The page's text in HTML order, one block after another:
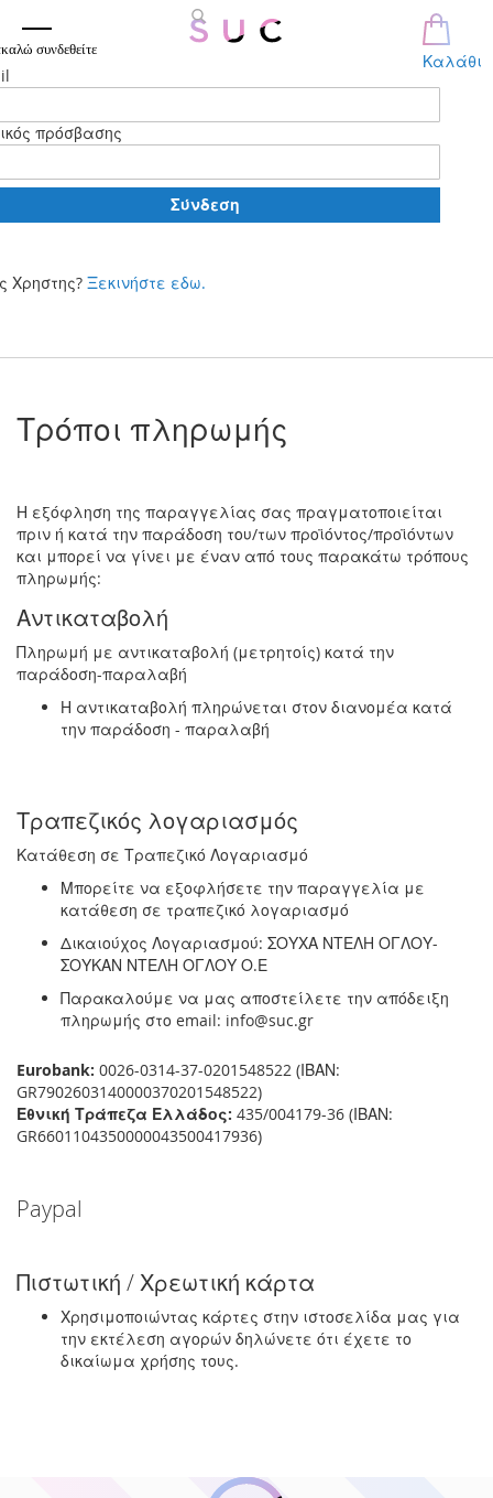
Καλάθι
συνδεθείτε
πρόσβασης
Σύνδεση
Χρηστης? Ξεκινήστε εδω.
περιεχόμενο
Τρόποι πληρωμής
Η εξόφληση της παραγγελίας σας πραγματοποιείται
πριν ή κατά την παράδοση του/των προϊόντος/προϊόντων
και μπορεί να γίνει με έναν από τους παρακάτω τρόπους
πληρωμής:
Αντικαταβολή
Πληρωμή με αντικαταβολή (μετρητοίς) κατά την
παράδοση-παραλαβή
Η αντικαταβολή πληρώνεται στον διανομέα κατά
την παράδοση - παραλαβή
Τραπεζικός λογαριασμός
Κατάθεση σε Τραπεζικό Λογαριασμό
Μπορείτε να εξοφλήσετε την παραγγελία με
κατάθεση σε τραπεζικό λογαριασμό
Δικαιούχος Λογαριασμού: ΣΟΥΧΑ ΝΤΕΛΗ ΟΓΛΟΥ-
ΣΟΥΚΑΝ ΝΤΕΛΗ ΟΓΛΟΥ Ο.Ε
Παρακαλούμε να μας αποστείλετε την απόδειξη
πληρωμής στο email: info@suc.gr
Eurobank: 0026-0314-37-0201548522 (ΙΒΑΝ:
GR7902603140000370201548522)
Εθνική Τράπεζα Ελλάδος: 435/004179-36 (ΙΒΑΝ:
GR6601104350000043500417936)
Paypal
Πιστωτική / Χρεωτική κάρτα
Χρησιμοποιώντας κάρτες στην ιστοσελίδα μας για
την εκτέλεση αγορών δηλώνετε ότι έχετε το
δικαίωμα χρήσης τους.